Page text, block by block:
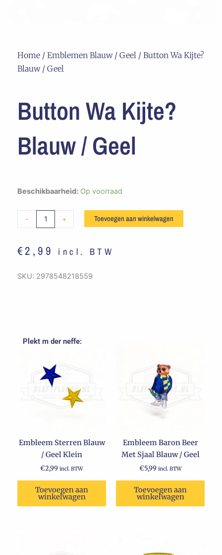
Home / Emblemen Blauw / Geel / Button Wa Kijte?
Blauw / Geel
Button Wa Kijte?
Blauw / Geel
Beschikbaarheid: Op voorraad
-
Button
Blauw
Geel
+ Toevoegen aan winkelwagen
€2,99 incl. BTW
SKU: 2978548218559
Plekt m der neffe:
Embleem Sterren Blauw
/ Geel Klein
€2,99 incl. BTW
Toevoegen aan
winkelwagen
Embleem Baron Beer
Met Sjaal Blauw / Geel
€5,99 incl. BTW
Toevoegen aan
winkelwagen